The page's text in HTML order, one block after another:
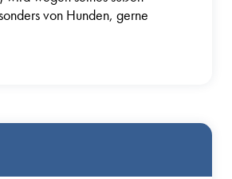
von Hunden, gerne